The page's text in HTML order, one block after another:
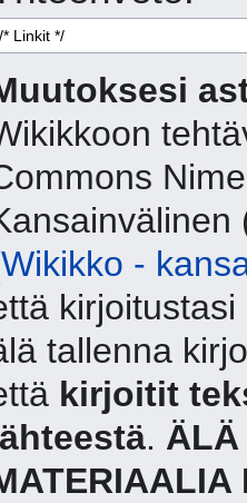
Wikikko -
tallenna
kirjoitit
. ÄLÄ